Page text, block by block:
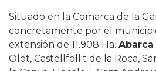
Situado en la Comarca de la
concretamente por el
extensión de 11.908 Ha.
Olot, Castellfollit de la Roca,